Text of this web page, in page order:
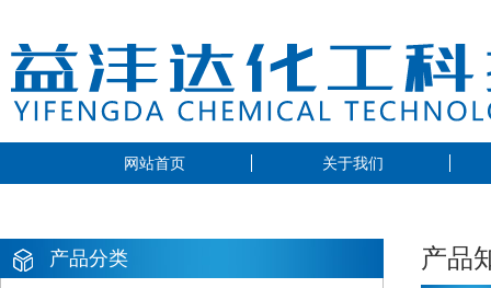
网站首页 关于我们
产品分类 产品